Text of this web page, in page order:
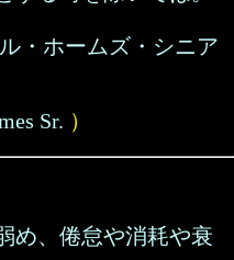
・ホームズ・シニア
Sr. ）
め、倦怠や消耗や衰